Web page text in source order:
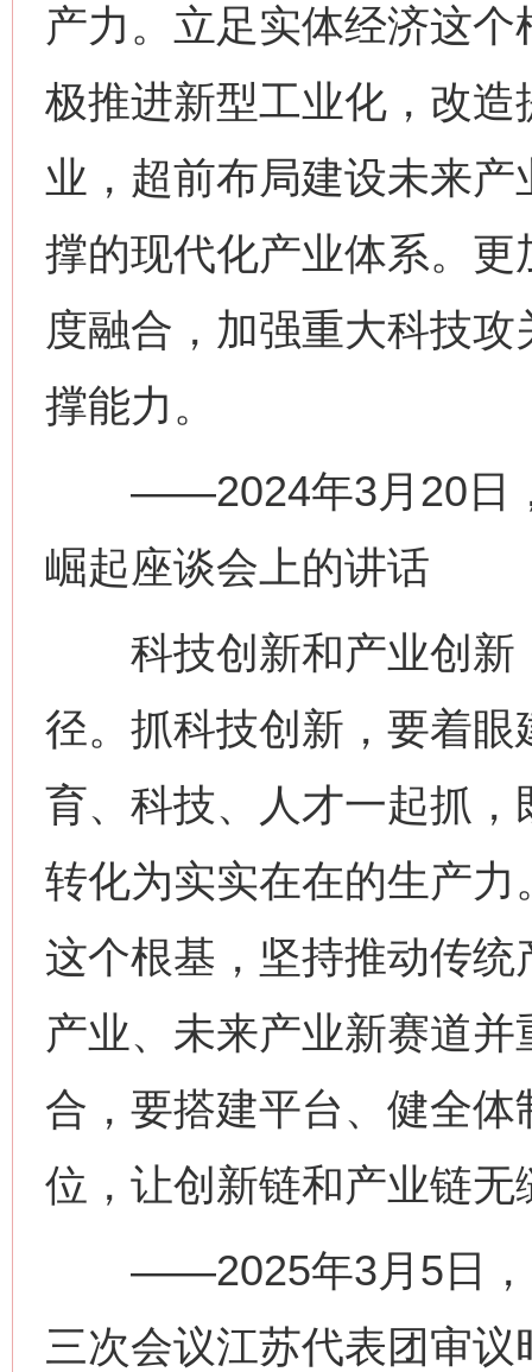
产力。立足实体经济这
极推进新型工业化，改
业，超前布局建设未来
撑的现代化产业体系。
度融合，加强重大科技
撑能力。
——2024年3月20日，
崛起座谈会上的讲话
科技创新和产业创新
径。抓科技创新，要着
育、科技、人才一起抓
转化为实实在在的生产
这个根基，坚持推动传
产业、未来产业新赛道
合，要搭建平台、健全
位，让创新链和产业链无
——2025年3月5日，
三次会议江苏代表团审议